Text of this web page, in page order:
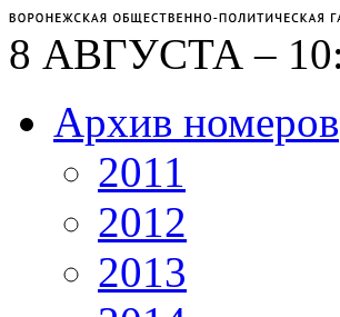
8 АВГУСТА –
Архив номеров
2011
2012
2013